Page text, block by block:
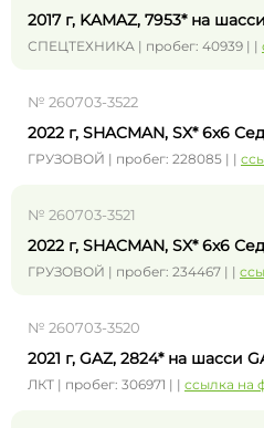
2017 г, KAMAZ, 7953* на
СПЕЦТЕХНИКА | пробег: 40939 | |
№ 260703-3522
2022 г, SHACMAN, SX* 6x6
ГРУЗОВОЙ | пробег: 228085 | |
№ 260703-3521
2022 г, SHACMAN, SX* 6x6
ГРУЗОВОЙ | пробег: 234467 | |
№ 260703-3520
2021 г, GAZ, 2824* на шасси
ЛКТ | пробег: 306971 | | ссылка на